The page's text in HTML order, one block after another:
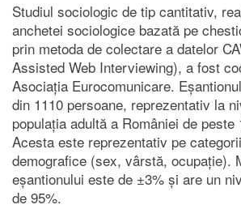
Studiul sociologic de tip cantitativ,
anchetei sociologice bazată pe
prin metoda de colectare a datelor
Assisted Web Interviewing), a fost
Asociația Eurocomunicare.
din 1110 persoane, reprezentativ la
populația adultă a României de
Acesta este reprezentativ pe
demografice (sex, vârstă, ocupație).
eșantionului este de ±3% și are un
de 95%.